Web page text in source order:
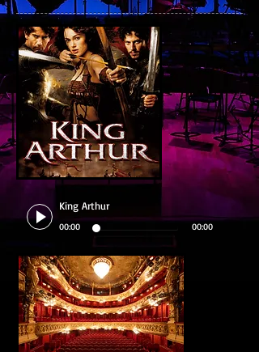
King Arthur
00:00 00:00